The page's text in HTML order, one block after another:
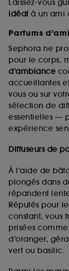
Laissez-vous
idéal à un ami
Parfums
Sephora ne
pour le corps,
d’ambiance
accueillantes
vous ou sur
sélection de
essentielles —
expérience
Diffuseurs de
À l’aide de
plongés dans
répandent
Réputés pour
constant, vous
prisées
d’oranger,
vert ou basilic.